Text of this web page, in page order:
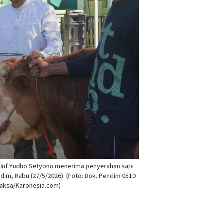
Yudho Setyono menerima penyerahan sapi
Rabu (27/5/2026). (Foto: Dok. Pendim 0510
Karonesia.com)